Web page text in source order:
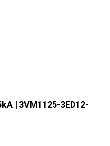
| 3VM1125-3ED12-